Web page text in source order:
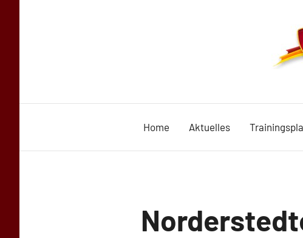
Home Aktuelles
Uncategorized